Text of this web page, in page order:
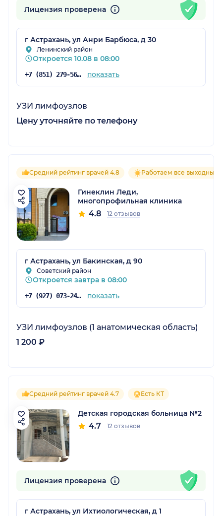
Лицензия проверена
г Астрахань, ул Анри Барбюса, д 30
Ленинский район
Откроется 10.08 в 08:00
+7 (851) 279-56-79 показать
УЗИ лимфоузлов
Цену уточняйте по телефону
Средний рейтинг врачей 4.8 Работаем все выходные
Гинеклин Леди,
многопрофильная клиника
4.8 12 отзывов
г Астрахань, ул Бакинская, д 90
Советский район
Откроется завтра в 08:00
+7 (927) 073-24-05 показать
УЗИ лимфоузлов (1 анатомическая область)
1 200 ₽
Средний рейтинг врачей 4.7 Есть КТ
Детская городская больница №2
4.7 12 отзывов
Лицензия проверена
г Астрахань, ул Ихтиологическая, д 1